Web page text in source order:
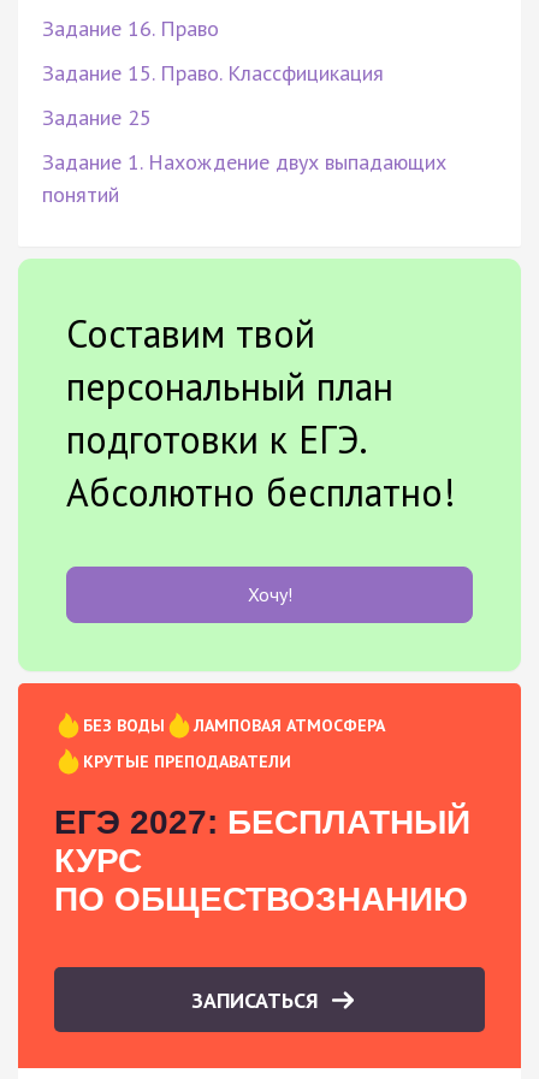
Задание 16. Право
Задание 15. Право. Классфицикация
Задание 25
Задание 1. Нахождение двух выпадающих
понятий
Составим твой
персональный план
подготовки к ЕГЭ.
Абсолютно бесплатно!
Хочу!
БЕЗ ВОДЫ
ЛАМПОВАЯ АТМОСФЕРА
КРУТЫЕ ПРЕПОДАВАТЕЛИ
ЕГЭ 2027: БЕСПЛАТНЫЙ
КУРС
ПО ОБЩЕСТВОЗНАНИЮ
ЗАПИСАТЬСЯ